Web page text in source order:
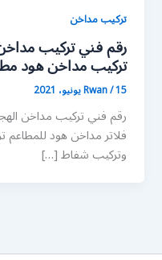
تركيب مداخن
تركيب مداخن هود
Rwan/15 يونيو، 2021
رقم فني تركيب مداخن
فلاتر مداخن هود
وتركيب شفاط […]